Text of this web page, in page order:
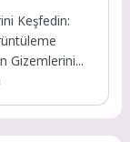
Keşfedin:
Gizemlerini...